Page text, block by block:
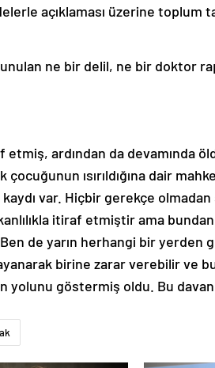
açıklaması üzerine toplum
ne bir delil, ne bir doktor
etmiş, ardından da devamında
çocuğunun ısırıldığına dair
var. Hiçbir gerekçe olmadan
itiraf etmiştir ama
de yarın herhangi bir yerden
birine zarar verebilir ve
göstermiş oldu. Bu